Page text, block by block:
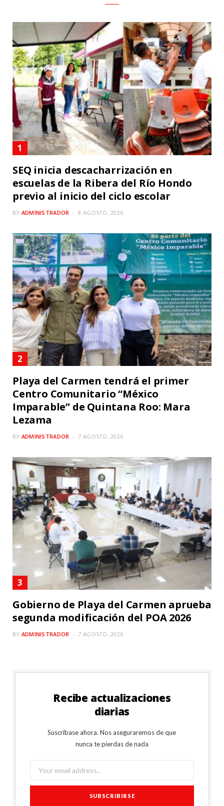
SEQ inicia descacharrización en
escuelas de la Ribera del Río Hondo
previo al inicio del ciclo escolar
BY ADMINISTRADOR 8 AGOSTO, 2026
Playa del Carmen tendrá el primer
Centro Comunitario “México
Imparable” de Quintana Roo: Mara
Lezama
BY ADMINISTRADOR 7 AGOSTO, 2026
Gobierno de Playa del Carmen aprueba
segunda modificación del POA 2026
BY ADMINISTRADOR 7 AGOSTO, 2026
Recibe actualizaciones
diarias
Suscríbase ahora. Nos aseguraremos de que
nunca te pierdas de nada